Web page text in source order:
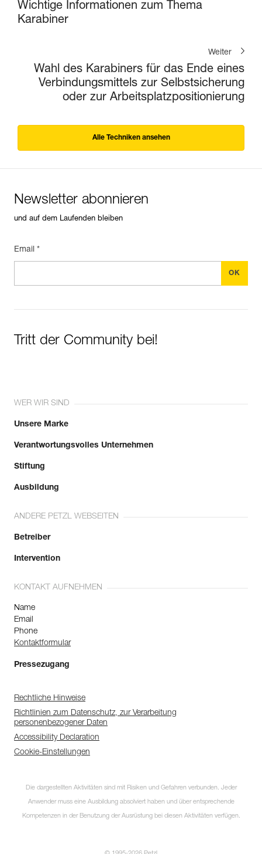
Wichtige Informationen zum Thema
Karabiner
Weiter
Wahl des Karabiners für das Ende eines
Verbindungsmittels zur Selbstsicherung
oder zur Arbeitsplatzpositionierung
Alle Techniken ansehen
Newsletter abonnieren
und auf dem Laufenden bleiben
Email *
Tritt der Community bei!
WER WIR SIND
Unsere Marke
Verantwortungsvolles Unternehmen
Stiftung
Ausbildung
ANDERE PETZL WEBSEITEN
Betreiber
Intervention
KONTAKT AUFNEHMEN
Name
Email
Phone
Kontaktformular
Pressezugang
Rechtliche Hinweise
Richtlinien zum Datenschutz, zur Verarbeitung
personenbezogener Daten
Accessibility Declaration
Cookie-Einstellungen
Die dargestellten Aktivitäten sind mit Risiken und Gefahren verbunden. Jeder
Anwender muss eine Ausbildung absolviert haben und über entsprechende
Kompetenzen in der Benutzung der Ausrüstung bei diesen Aktivitäten verfügen.